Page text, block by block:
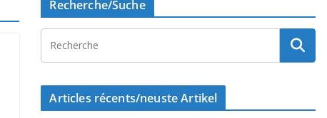
Recherche/Suche
Articles récents/neuste Artikel